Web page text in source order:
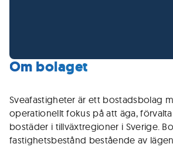
Om bolaget
Sveafastigheter är ett bostadsbolag
operationellt fokus på att äga,
bostäder i tillväxtregioner i Sverige.
fastighetsbestånd bestående av